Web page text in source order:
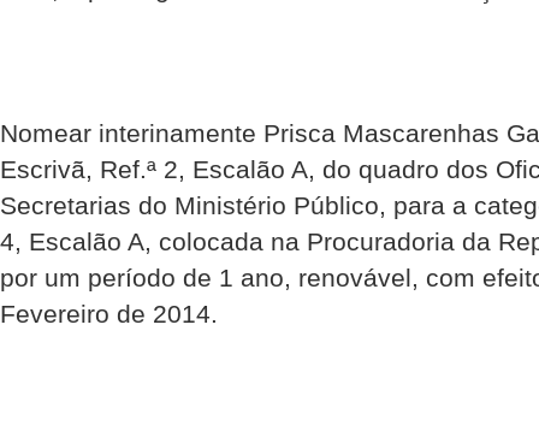
Nomear interinamente Prisca Mascarenhas
Escrivã, Ref.ª 2, Escalão A, do quadro dos
Secretarias do Ministério Público, para a
4, Escalão A, colocada na Procuradoria da
por um período de 1 ano, renovável, com
Fevereiro de 2014.